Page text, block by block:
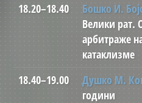
18.20–18.40
Бошко И.
Велики рат.
арбитраже
катаклизме
18.40–19.00
Душко М.
години